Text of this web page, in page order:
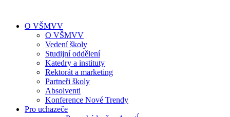
O VŠMVV
O VŠMVV
Vedení školy
Studijní oddělení
Katedry a instituty
Rektorát a marketing
Partneři školy
Absolventi
Konference Nové Trendy
Pro uchazeče